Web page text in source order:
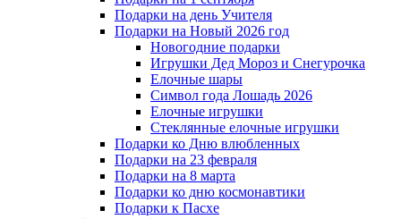
Подарки на день Учителя
Подарки на Новый 2026 год
Новогодние подарки
Игрушки Дед Мороз и Снегурочка
Елочные шары
Символ года Лошадь 2026
Елочные игрушки
Стеклянные елочные игрушки
Подарки ко Дню влюбленных
Подарки на 23 февраля
Подарки на 8 марта
Подарки ко дню космонавтики
Подарки к Пасхе